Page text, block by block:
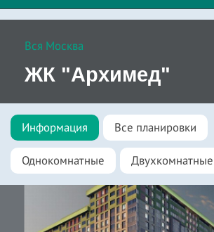
Вся Москва
ЖК "Архимед"
Информация Все планировки
Однокомнатные Двухкомнатные